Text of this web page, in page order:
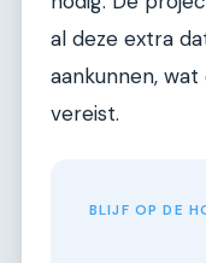
al deze extra
aankunnen,
vereist.
BLIJF OP DE